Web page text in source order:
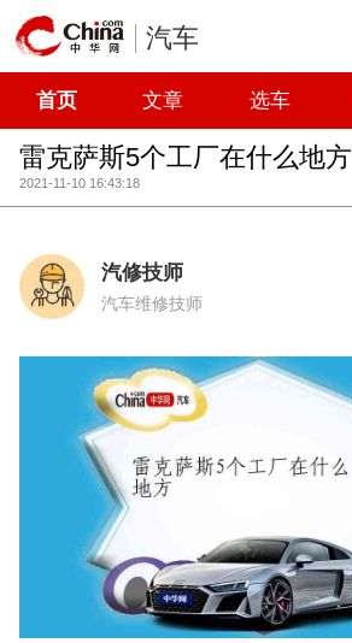
汽车
首页 文章 选车
雷克萨斯5个工厂在什么地方
2021-11-10 16:43:18
汽修技师
汽车维修技师